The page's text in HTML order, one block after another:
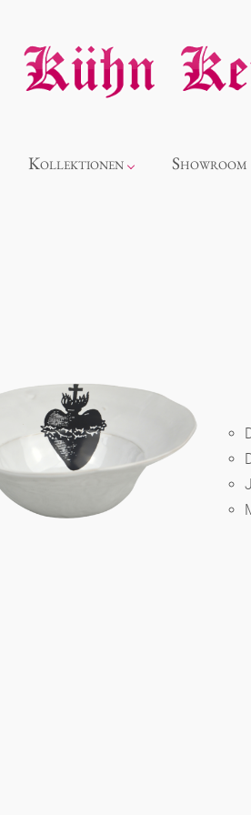
Kollektionen
Souvenir
Berlin
Slumberland
Showroom